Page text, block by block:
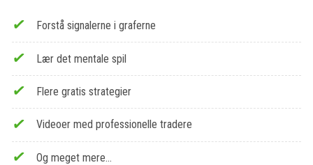
Forstå signalerne i graferne
Lær det mentale spil
Flere gratis strategier
Videoer med professionelle tradere
Og meget mere…